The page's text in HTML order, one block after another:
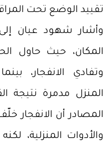
تقييد الوضع تحت
وأشار شهود عيان
المكان، حيث حاول
وتفادي الانفجار،
المنزل مدمرة نتيجة
المصادر أن الانفجار
والأدوات المنزلية،